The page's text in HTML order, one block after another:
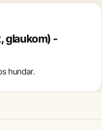
glaukom) -
hundar.